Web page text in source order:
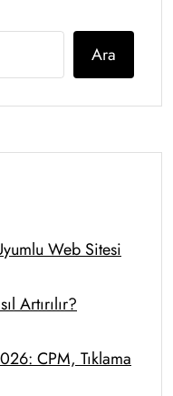
Ara
Web Sitesi
Artırılır?
CPM, Tıklama